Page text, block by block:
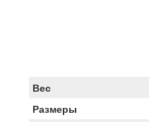
Вес
Размеры